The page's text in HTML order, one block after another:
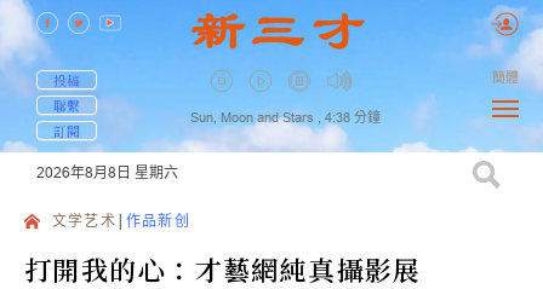
投稿
聯繫
訂閱
Sun, Moon and Stars , 4:38 分鐘
簡體
2026年8月8日 星期六
文学艺术 作品新创
打開我的心：才藝網純真攝影展